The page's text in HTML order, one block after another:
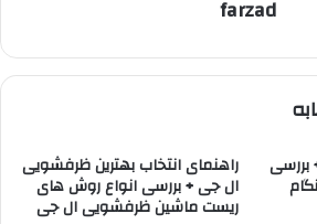
farzad
بررسی راهنمای انتخاب بهترین ظرفشویی
ال جی + بررسی انواع روش های
ریست ماشین ظرفشویی ال جی